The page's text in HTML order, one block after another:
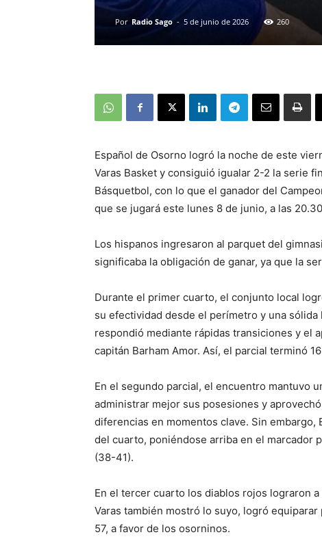
Por Radio Sago - 5 de junio de 2026 260
Español de Osorno logró la noche de este
Varas Basket y consiguió igualar 2-2 la serie
Básquetbol, con lo que el ganador del
que se jugará este lunes 8 de junio, a las
Los hispanos ingresaron al parquet del
significaba la obligación de ganar, ya que la
Durante el primer cuarto, el conjunto local
su efectividad desde el perímetro y una
respondió mediante rápidas transiciones y el
capitán Barham Amor. Así, el parcial terminó
En el segundo parcial, el encuentro mantuvo
administrar mejor sus posesiones y
diferencias en momentos clave. Sin
del cuarto, poniéndose arriba en el marcador
(38-41).
En el tercer cuarto los diablos rojos lograron
Varas también mostró lo suyo, logró
57, a favor de los osorninos.